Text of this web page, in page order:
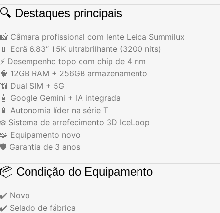
🔍 Destaques principais
📸 Câmara profissional com lente Leica Summilux
📱 Ecrã 6.83″ 1.5K ultrabrilhante (3200 nits)
⚡ Desempenho topo com chip de 4 nm
🧠 12GB RAM + 256GB armazenamento
📶 Dual SIM + 5G
🤖 Google Gemini + IA integrada
🔋 Autonomia líder na série T
❄️ Sistema de arrefecimento 3D IceLoop
🧩 Equipamento novo
🛡️ Garantia de 3 anos
📦 Condição do Equipamento
✔️ Novo
✔️ Selado de fábrica